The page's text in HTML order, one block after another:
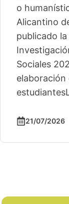
o
Alicantino
publicado
Sociales
estudiantes
21/07/2026